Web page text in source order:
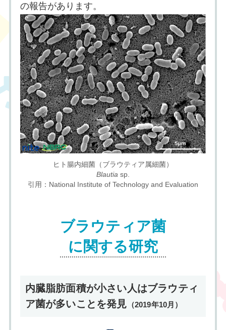
の報告があります。
ヒト腸内細菌（ブラウティア属細菌）
Blautia sp.
引用：National Institute of Technology and Evaluation
ブラウティア菌
に関する研究
内臓脂肪面積が小さい人はブラウティ
ア菌が多いことを発見 （2019年10月）